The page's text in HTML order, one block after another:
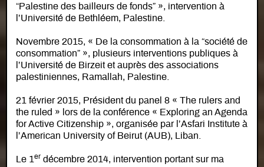
“Palestine des bailleurs de fonds” », intervention à
l’Université de Bethléem, Palestine.
Novembre 2015, « De la consommation à la “société de
consommation” », plusieurs interventions publiques à
l’Université de Birzeit et auprès des associations
palestiniennes, Ramallah, Palestine.
21 février 2015, Président du panel 8 « The rulers and
the ruled » lors de la conférence « Exploring an Agenda
for Active Citizenship », organisée par l’Asfari Institute à
l’American University of Beirut (AUB), Liban.
Le 1 er décembre 2014, intervention portant sur ma